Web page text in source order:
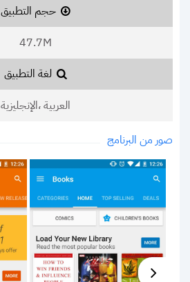
حجم التطبيق
47.7M
لغة التطبيق
العربية ،الإنجليزية
صور من البرنامج